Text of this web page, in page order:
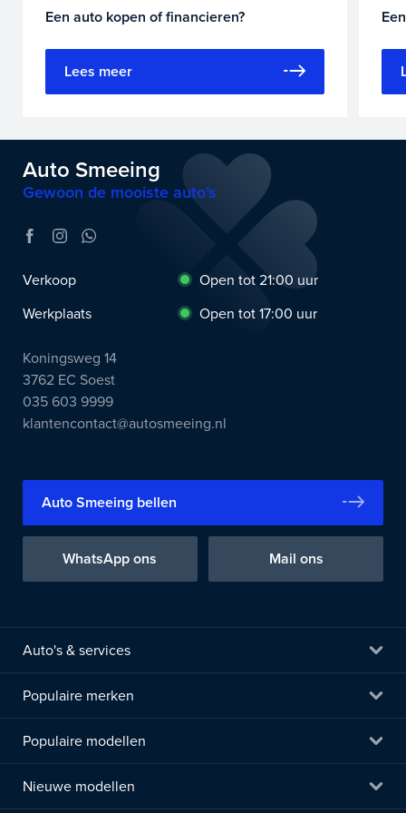
Een auto kopen of financieren?
Lees meer
Auto Smeeing
Gewoon de mooiste auto’s
Verkoop
Open tot 21:00 uur
Werkplaats
Open tot 17:00 uur
Koningsweg 14
3762 EC Soest
035 603 9999
klantencontact@autosmeeing.nl
Auto Smeeing bellen
WhatsApp ons Mail ons
Auto's & services
Populaire merken
Populaire modellen
Nieuwe modellen